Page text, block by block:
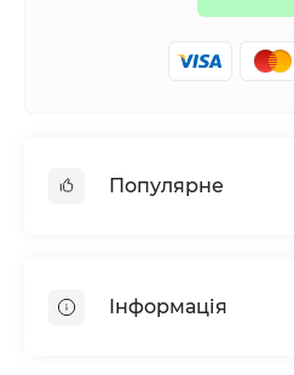
Популярне
Птахи
Інформація